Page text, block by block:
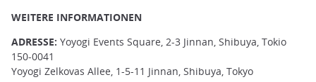
WEITERE INFORMATIONEN
ADRESSE: Yoyogi Events Square, 2-3 Jinnan, Shibuya, Tokio
150-0041
Yoyogi Zelkovas Allee, 1-5-11 Jinnan, Shibuya, Tokyo